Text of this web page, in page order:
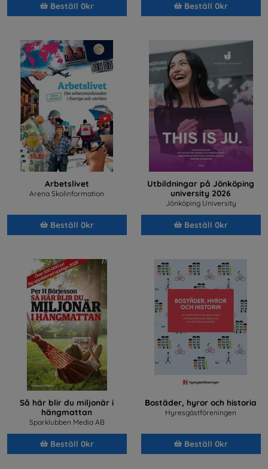
Beställ 0kr Beställ 0kr
Arbetslivet
Arena Skolinformation
Beställ 0kr
Utbildningar på Jönköping
university 2026
Jönköping University
Beställ 0kr
Så här blir du miljonär i
hängmattan
Sparklubben Media AB
Beställ 0kr
Bostäder, hyror och historia
Hyresgästföreningen
Beställ 0kr